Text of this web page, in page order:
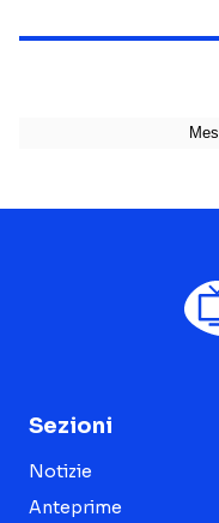
Sezioni
Notizie
Anteprime